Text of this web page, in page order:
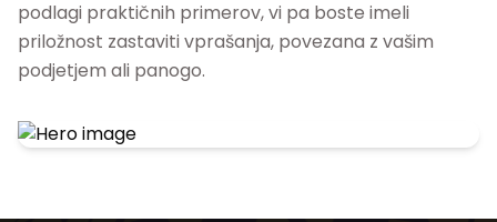
podlagi praktičnih primerov, vi pa boste imeli
priložnost zastaviti vprašanja, povezana z vašim
podjetjem ali panogo.